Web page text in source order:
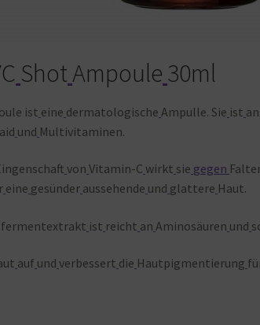
ShotAmpoule 30ml
ist eine dermatologische Ampulle. Sie ist
und Multivitaminen.
von Vitamin-C wirkt sie gegen
eine gesünder aussehende und glattere Haut.
ist reicht an Aminosäuren und
auf und verbessert die Hautpigmentierung